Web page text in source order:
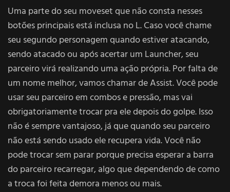
Uma parte do seu moveset que não consta nesses
botões principais está inclusa no L. Caso você chame
seu segundo personagem quando estiver atacando,
sendo atacado ou após acertar um Launcher, seu
parceiro virá realizando uma ação própria. Por falta de
um nome melhor, vamos chamar de Assist. Você pode
usar seu parceiro em combos e pressão, mas vai
obrigatoriamente trocar pra ele depois do golpe. Isso
não é sempre vantajoso, já que quando seu parceiro
não está sendo usado ele recupera vida. Você não
pode trocar sem parar porque precisa esperar a barra
do parceiro recarregar, algo que dependendo de como
a troca foi feita demora menos ou mais.